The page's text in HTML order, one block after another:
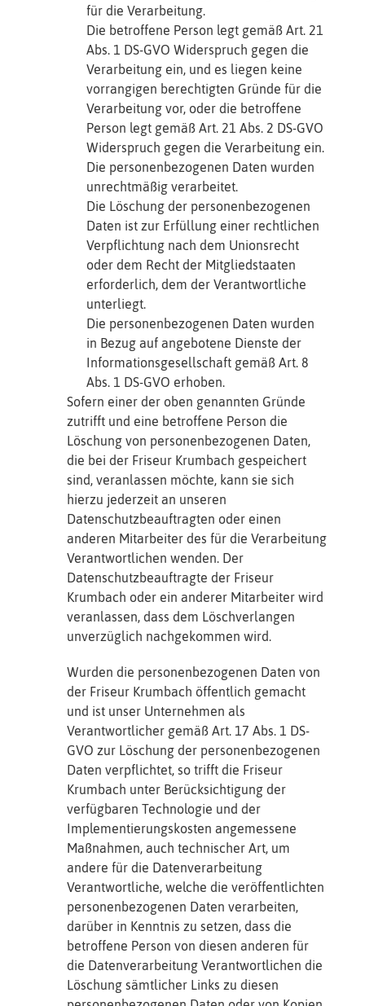
für die Verarbeitung.
Die betroffene Person legt gemäß Art. 21
Abs. 1 DS-GVO Widerspruch gegen die
Verarbeitung ein, und es liegen keine
vorrangigen berechtigten Gründe für die
Verarbeitung vor, oder die betroffene
Person legt gemäß Art. 21 Abs. 2 DS-GVO
Widerspruch gegen die Verarbeitung ein.
Die personenbezogenen Daten wurden
unrechtmäßig verarbeitet.
Die Löschung der personenbezogenen
Daten ist zur Erfüllung einer rechtlichen
Verpflichtung nach dem Unionsrecht
oder dem Recht der Mitgliedstaaten
erforderlich, dem der Verantwortliche
unterliegt.
Die personenbezogenen Daten wurden
in Bezug auf angebotene Dienste der
Informationsgesellschaft gemäß Art. 8
Abs. 1 DS-GVO erhoben.
Sofern einer der oben genannten Gründe
zutrifft und eine betroffene Person die
Löschung von personenbezogenen Daten,
die bei der Friseur Krumbach gespeichert
sind, veranlassen möchte, kann sie sich
hierzu jederzeit an unseren
Datenschutzbeauftragten oder einen
anderen Mitarbeiter des für die Verarbeitung
Verantwortlichen wenden. Der
Datenschutzbeauftragte der Friseur
Krumbach oder ein anderer Mitarbeiter wird
veranlassen, dass dem Löschverlangen
unverzüglich nachgekommen wird.
Wurden die personenbezogenen Daten von
der Friseur Krumbach öffentlich gemacht
und ist unser Unternehmen als
Verantwortlicher gemäß Art. 17 Abs. 1 DS-
GVO zur Löschung der personenbezogenen
Daten verpflichtet, so trifft die Friseur
Krumbach unter Berücksichtigung der
verfügbaren Technologie und der
Implementierungskosten angemessene
Maßnahmen, auch technischer Art, um
andere für die Datenverarbeitung
Verantwortliche, welche die veröffentlichten
personenbezogenen Daten verarbeiten,
darüber in Kenntnis zu setzen, dass die
betroffene Person von diesen anderen für
die Datenverarbeitung Verantwortlichen die
Löschung sämtlicher Links zu diesen